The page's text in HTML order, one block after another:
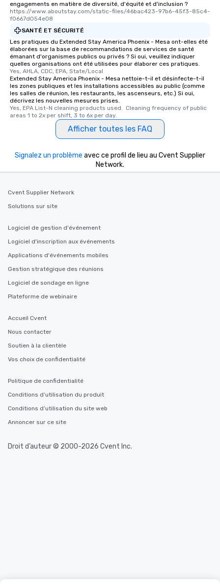
engagements en matière de diversité, d'équité et d'inclusion ?
https://www.aboutstay.com/static-files/46bac423-97b6-45f3-85c4-
f0667d054e08
SANTÉ ET SÉCURITÉ
Les pratiques du Extended Stay America Phoenix - Mesa ont-elles été
élaborées sur la base de recommandations de services de santé
émanant d'organismes publics ou privés ? Si oui, veuillez indiquer
quelles organisations ont été utilisées pour élaborer ces pratiques.
Yes, AHLA, CDC, EPA, State/Local
Extended Stay America Phoenix - Mesa nettoie-t-il et désinfecte-t-il
les zones publiques et les installations accessibles au public (comme
les salles de réunion, les restaurants, les ascenseurs, etc.) Si oui,
décrivez les nouvelles mesures prises.
Yes, EPA List-N cleaning products used.  Cleaning frequency of public
areas 1 to 2x per shift, 3 to 6x per day.
Afficher toutes les FAQ
Signalez un problème avec ce profil de lieu au Cvent Supplier
Network.
Cvent Supplier Network
Solutions sur site
Logiciel de gestion d'événement
Logiciel d'inscription aux événements
Applications d'événements mobiles
Gestion stratégique des réunions
Logiciel de sondage en ligne
Plateforme de webinaire
Accueil Cvent
Nous contacter
Soutien à la clientèle
Vos choix de confidentialité
Politique de confidentialité
Conditions d’utilisation du produit
Conditions d’utilisation du site web
Annoncer sur ce site
Droit d’auteur © 2000-2026 Cvent Inc.